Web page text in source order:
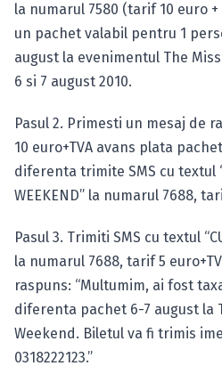
la numarul 7580 (tarif 10 euro
un pachet valabil pentru 1
august la evenimentul The
6 si 7 august 2010.
Pasul 2. Primesti un mesaj de
10 euro+TVA avans plata
diferenta trimite SMS cu textul
WEEKEND” la numarul 7688,
Pasul 3. Trimiti SMS cu textul
la numarul 7688, tarif 5
raspuns: “Multumim, ai fost
diferenta pachet 6-7 august la
Weekend. Biletul va fi trimis
0318222123.”